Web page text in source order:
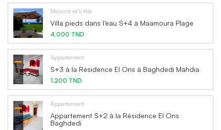
Maisons et Villas
Villa pieds dans l’eau S+4 à Maamoura Plage
4,000 TND
Appartement
S+3 à la Résidence El Ons à Baghdedi Mahdia
1,200 TND
Appartement
Appartement S+2 à la Résidence El Ons
Baghdedi